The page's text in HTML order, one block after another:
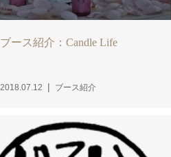
ブース紹介：Candle Life
2018.07.12 ブース紹介